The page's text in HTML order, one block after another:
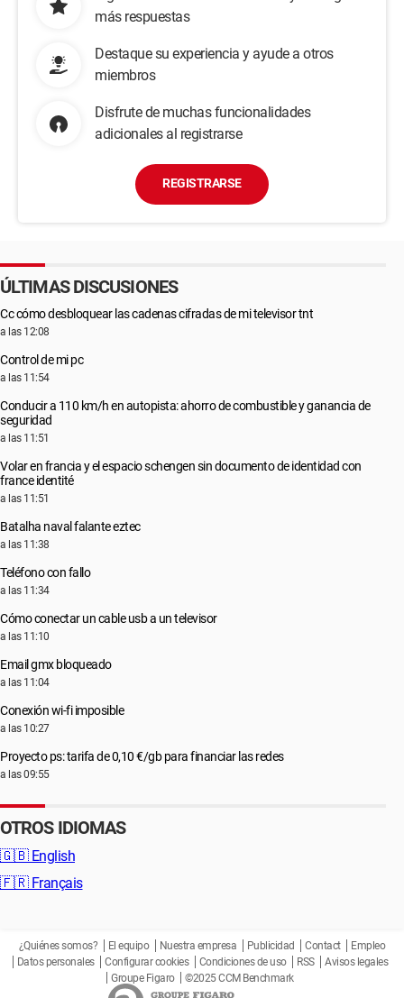
más respuestas
Destaque su experiencia y ayude a otros
miembros
Disfrute de muchas funcionalidades
adicionales al registrarse
REGISTRARSE
ÚLTIMAS DISCUSIONES
Cc cómo desbloquear las cadenas cifradas de mi televisor tnt
a las 12:08
Control de mi pc
a las 11:54
Conducir a 110 km/h en autopista: ahorro de combustible y ganancia de
seguridad
a las 11:51
Volar en francia y el espacio schengen sin documento de identidad con
france identité
a las 11:51
Batalha naval falante eztec
a las 11:38
Teléfono con fallo
a las 11:34
Cómo conectar un cable usb a un televisor
a las 11:10
Email gmx bloqueado
a las 11:04
Conexión wi-fi imposible
a las 10:27
Proyecto ps: tarifa de 0,10 €/gb para financiar las redes
a las 09:55
OTROS IDIOMAS
🇬🇧 English
🇫🇷 Français
¿Quiénes somos? El equipo Nuestra empresa Publicidad Contact
Empleo
Datos personales
Configurar cookies Condiciones de uso RSS
Avisos legales
Groupe Figaro
©2025 CCM Benchmark